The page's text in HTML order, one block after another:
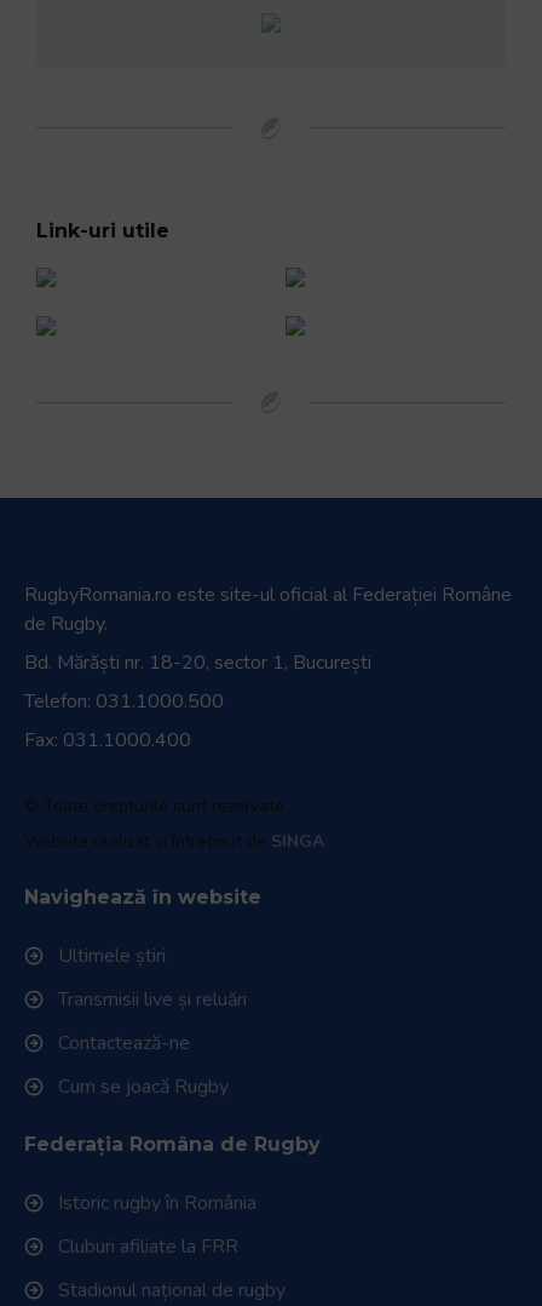
Link-uri utile
RugbyRomania.ro este site-ul oficial al Federației Române
de Rugby.
Bd. Mărăști nr. 18-20, sector 1, București
Telefon: 031.1000.500
Fax: 031.1000.400
© Toate drepturile sunt rezervate.
Website realizat și întreținut de SINGA
Navighează în website
Ultimele știri
Transmisii live și reluări
Contactează-ne
Cum se joacă Rugby
Federația Româna de Rugby
Istoric rugby în România
Cluburi afiliate la FRR
Stadionul național de rugby